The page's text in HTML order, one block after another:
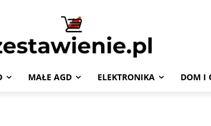
MAŁE AGD ELEKTRONIKA DOM I